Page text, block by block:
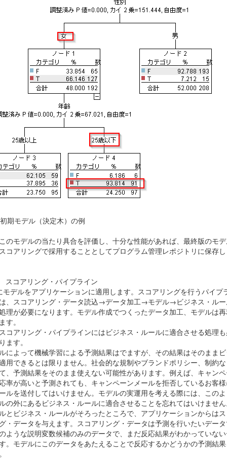
期モデル（決定木）の例
のモデルの当たり具合を評価し、十分な性能があれば、最終版のモ
コアリングで採用することとしてプログラム管理レポジトリに保存
コアリング・パイプライン
モデルをアプリケーションに適用します。スコアリングを行うパイプ
、スコアリング・データ読込→データ加工→モデル→ビジネス・ル
理が必要になります。モデル作成でつくったデータ加工、モデルは
す。
コアリング・パイプラインにはビジネス・ルールに適合させる処理
ます。
によって機械学習による予測結果はでますが、その結果はそのまま
用できるとは限りません。社会的な規制やブランドポリシー、制約
、予測結果をそのまま使えない可能性があります。例えば、キャン
率が高いと予測されても、キャンペーンメールを拒否しているお客
ルを送付してはいけません。モデルの実運用を考える際には、この
の外にあるビジネス・ルールに適合させることを忘れてはいけませ
とビジネス・ルールがそろったところで、アプリケーションからは
・データを与えます。スコアリング・データは予測を行いたいデー
ような説明変数候補のみのデータで、まだ反応結果がわかっていな
。モデルにこのデータをあたえることで反応するかどうかの予測結